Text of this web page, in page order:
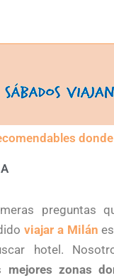
preguntas
viajar a Milán
hotel.
mejores zonas